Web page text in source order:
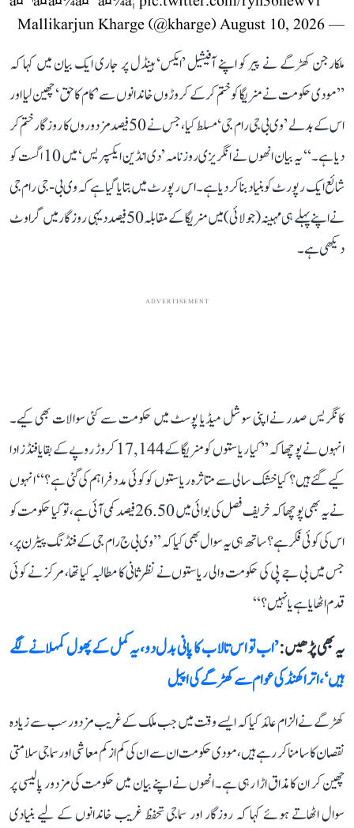
— Mallikarjun Kharge (@kharge)
August 10, 2026
ملکارجن کھڑگے نے پیر کو اپنے آفیشیل ’ایکس‘ ہینڈل پر جاری ایک بیان میں کہا کہ
’’مودی حکومت نے منریگا کو ختم کر کے کروڑوں خاندانوں سے ’کام کا حق‘ چھین لیا اور
اس کے بدلے ’وی بی جی رام جی‘ مسلط کیا، جس نے 50 فیصد مزدوروں کا روزگار ختم کر
دیا ہے۔‘‘ یہ بیان انھوں نے انگریزی روزنامہ ’دی انڈین ایکسپریس‘ میں 10 اگست کو
شائع ایک رپورٹ کو بنیاد بنا کر دیا ہے۔ اس رپورٹ میں بتایا گیا ہے کہ وی بی-جی رام جی
نے اپنے پہلے ہی مہینہ (جولائی) میں منریگا کے مقابلہ 50 فیصد دیہی روزگار میں گراوٹ
دیکھی ہے۔
ADVERTISEMENT
کانگریس صدر نے اپنی سوشل میڈیا پوسٹ میں حکومت سے کئی سوالات بھی کیے۔
انہوں نے پوچھا کہ ’’کیا ریاستوں کو منریگا کے 17,144 کروڑ روپے کے بقایا فنڈز ادا
کیے گئے ہیں؟ کیا خشک سالی سے متاثرہ ریاستوں کو کوئی مدد فراہم کی گئی ہے؟‘‘ انہوں
نے یہ بھی پوچھا کہ خریف فصل کی بوائی میں 26.50 فیصد کمی آئی ہے، تو کیا حکومت کو
اس کی کوئی فکر ہے؟ ساتھ ہی یہ سوال بھی کیا کہ ’’وی بی ج رام جی کے فنڈنگ پیٹرن پر،
جس میں بی جے پی کی حکومت والی ریاستوں نے نظرثانی کا مطالبہ کیا تھا، مرکز نے کوئی
قدم اٹھایا ہے یا نہیں؟‘‘
یہ بھی پڑھیں :’اب تو اس تالاب کا پانی بدل دو، یہ کمل کے پھول کمہلانے لگے
ہیں‘، اتراکھنڈ کی عوام سے کھڑگے کی اپیل
کھڑگے نے الزام عائد کیا کہ ایسے وقت میں جب ملک کے غریب مزدور سب سے زیادہ
نقصان کا سامنا کر رہے ہیں، مودی حکومت ان سے ان کی کم از کم معاشی اور سماجی سلامتی
چھین کر ان کا مذاق اڑا رہی ہے۔ انھوں نے اپنے بیان میں حکومت کی مزدور پالیسی پر
سوال اٹھاتے ہوئے کہا کہ روزگار اور سماجی تحفظ غریب خاندانوں کے لیے بنیادی